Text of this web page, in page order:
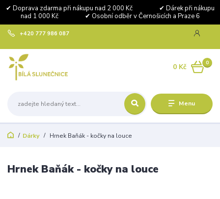
✔ Doprava zdarma při nákupu nad 2 000 Kč ✔ Dárek při nákupu
nad 1 000 Kč ✔ Osobní odběr v Černošicích a Praze 6
Menu
+420 777 986 087
0
0 Kč
Dárky Hrnek Baňák - kočky na louce
Hrnek Baňák - kočky na louce